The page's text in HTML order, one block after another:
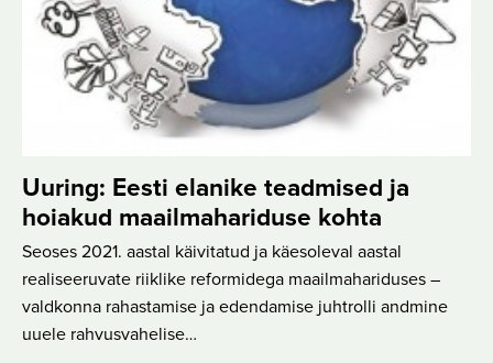
Uuring: Eesti elanike teadmised ja
hoiakud maailmahariduse kohta
Seoses 2021. aastal käivitatud ja käesoleval aastal
realiseeruvate riiklike reformidega maailmahariduses –
valdkonna rahastamise ja edendamise juhtrolli andmine
uuele rahvusvahelise…